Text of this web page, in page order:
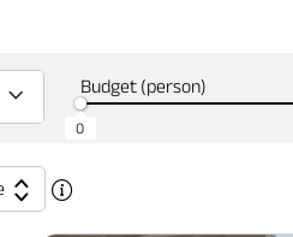
Budget (person)
0